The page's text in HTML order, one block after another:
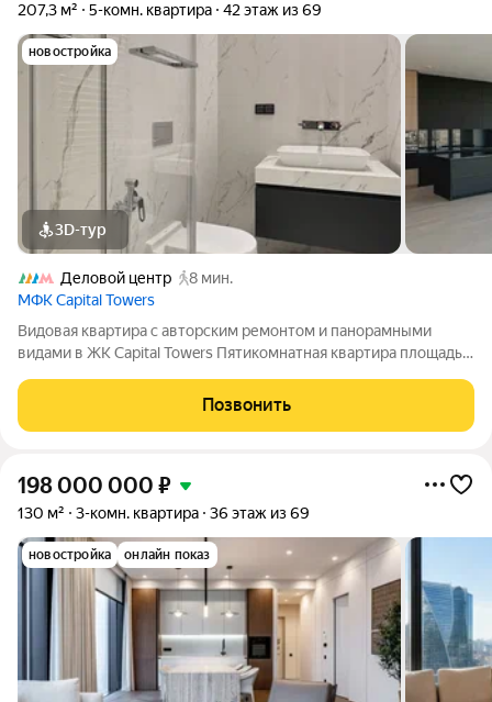
207,3 м² 5-комн. квартира 42 этаж из 69
новостройка
3D-тур
Деловой центр
8 мин.
МФК Capital Towers
Видовая квартира с авторским ремонтом и панорамными
видами в ЖК Capital Towers Пятикомнатная квартира площадью
класса Capital Towers. Панорамные окна открывают виды на
Москву-реку, Москва-Сити и
Позвонить
198 000 000 ₽
130 м² 3-комн. квартира 36 этаж из 69
новостройка онлайн показ